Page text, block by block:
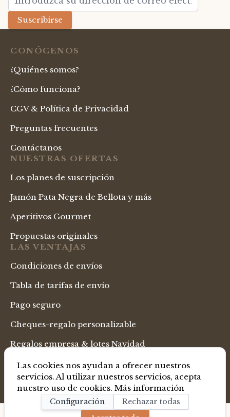
Suscribirse
CONÓCENOS
¿Quiénes somos?
¿Cómo funciona?
CGV & Política de Privacidad
Preguntas frecuentes
Contáctanos
NUESTRAS OFERTAS
Los planes de suscripción
Jamón Pata Negra de Bellota y más
Aperitivos Gourmet
Propuestas originales
LAS VENTAJAS
Condiciones de envíos
Tabla de tarifas de envío
Pago seguro
Cheques-regalo personalizable
Regalos empresa & lotes Navidad
Tienda Española
Copyright ® La Gourmet Box. All Rights Reserved.
Las cookies nos ayudan a ofrecer nuestros
servicios. Al utilizar nuestros servicios, acepta
nuestro uso de cookies. Más información
Configuración
Rechazar todas